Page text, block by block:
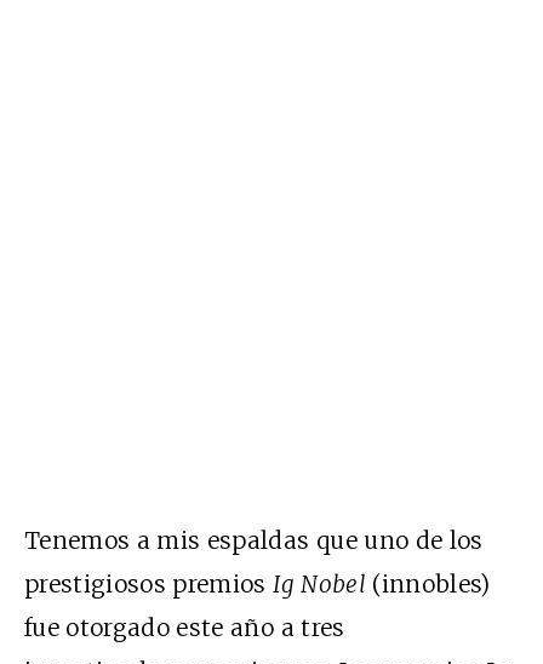
Tenemos a mis espaldas que uno de los
prestigiosos premiosIg Nobel (innobles)
fue otorgado este año a tres